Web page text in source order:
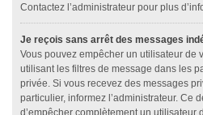
Contactez l’administrateur pour plus
Je reçois sans arrêt des messages
Vous pouvez empêcher un utilisateur de
utilisant les filtres de message dans les
privée. Si vous recevez des messages
particulier, informez l’administrateur. Ce
d’empêcher complètement un utilisateur